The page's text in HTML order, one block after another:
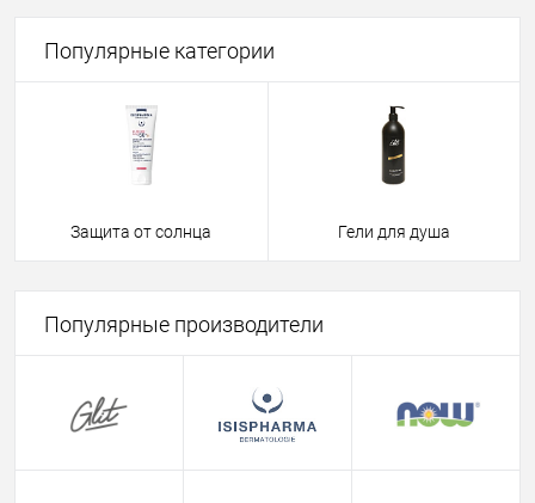
Популярные категории
Защита от солнца Гели для душа
Популярные производители